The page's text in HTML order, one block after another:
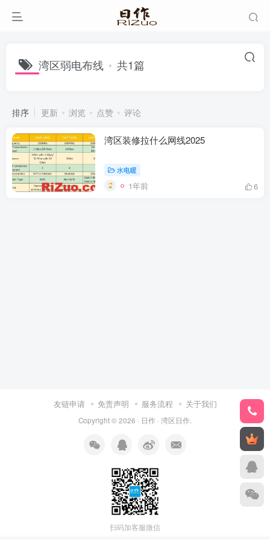
湾区弱电布线 共1篇
排序 更新 浏览 点赞 评论
湾区装修拉什么网线2025
水电暖
1年前 6
友链申请 免责声明 服务流程 关于我们
Copyright © 2026 · 日作 · 湾区日作
扫码加客服微信